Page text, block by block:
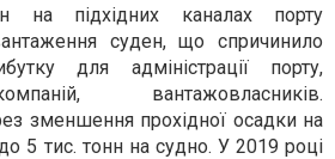
на підхідних каналах порту
суден, що спричинило
для адміністрації порту,
вантажовласників.
зменшення прохідної осадки на
5 тис. тонн на судно. У 2019 році